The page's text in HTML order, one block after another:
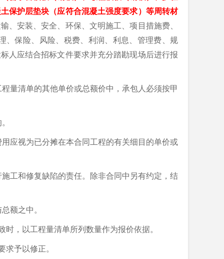
保护层垫块（应符合混凝土强度要求）等周转材
、安装、安全、环保、文明施工、项目措施费、
、保险、风险、税费、利润、利息、管理费、规
人应结合招标文件要求并充分踏勘现场后进行报
量清单的其他单价或总额价中，承包人必须按甲
应视为已分摊在本合同工程的有关细目的单价或
工和修复缺陷的责任。除非合同中另有约定，结
额之中。
，以工程量清单所列数量作为报价依据。
予以修正。